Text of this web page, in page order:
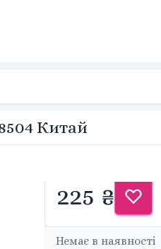
Китай
225 ₴
Немає в наявності